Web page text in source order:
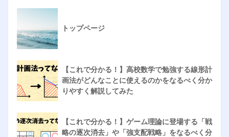
トップページ
【これで分かる！】高校数学で勉強する線形計
画法がどんなことに使えるのかをなるべく分か
りやすく解説してみた
【これで分かる！】ゲーム理論に登場する「戦
略の逐次消去」や「強支配戦略」をなるべく分